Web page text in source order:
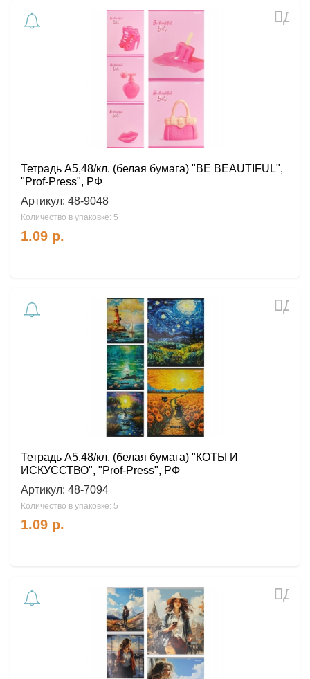
Тетрадь А5,48/кл. (белая бумага) "BE BEAUTIFUL",
"Prof-Press", РФ
Артикул: 48-9048
Количество в упаковке: 5
1.09 р.
Тетрадь А5,48/кл. (белая бумага) "КОТЫ И
ИСКУССТВО", "Prof-Press", РФ
Артикул: 48-7094
Количество в упаковке: 5
1.09 р.